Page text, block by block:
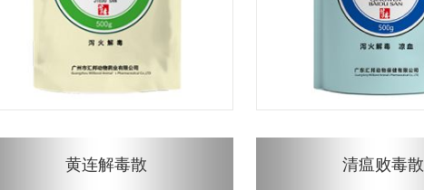
黄连解毒散 清瘟败毒散